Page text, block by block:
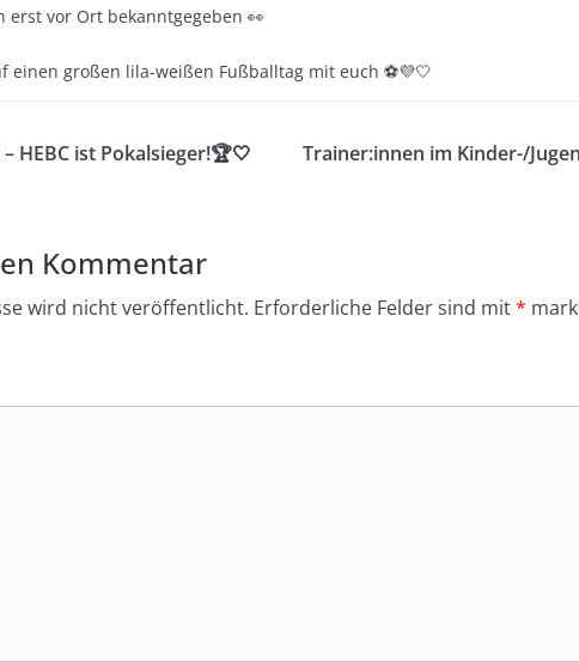
erst vor Ort bekanntgegeben 👀
einen großen lila-weißen Fußballtag mit euch ⚽💜🤍
HEBC ist Pokalsieger!🏆🤍 Trainer:innen im Kinder-/
Kommentar
wird nicht veröffentlicht. Erforderliche Felder sind mit*